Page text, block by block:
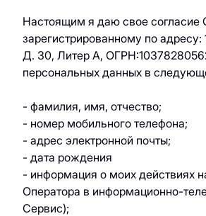
изделия
Красота и
здоровье
и отдыха
Электроника,
книги и бытовая
техника
Товары для дома
Азиатская
Настоящим я даю свое согласие
зарегистрированному по адресу:
Д. 30, Литер А,
персональных данных в
- фамилия, имя, отчество;
- номер мобильного телефона;
- адрес электронной почты;
- дата рождения
- информация о моих действиях
Оператора в информационно-
Сервис);